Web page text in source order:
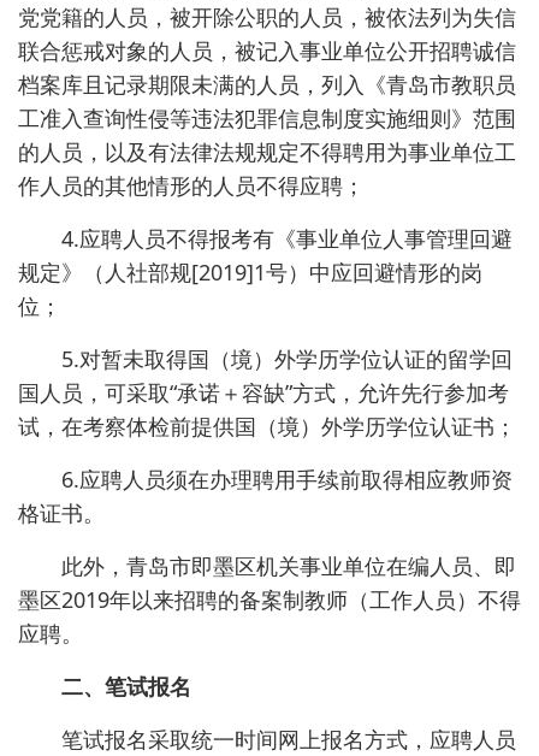
党党籍的人员，被开除公职的人员，被依法列为失信
联合惩戒对象的人员，被记入事业单位公开招聘诚信
档案库且记录期限未满的人员，列入《青岛市教职员
工准入查询性侵等违法犯罪信息制度实施细则》范围
的人员，以及有法律法规规定不得聘用为事业单位工
作人员的其他情形的人员不得应聘；
4.应聘人员不得报考有《事业单位人事管理回避
规定》（人社部规[2019]1号）中应回避情形的岗
位；
5.对暂未取得国（境）外学历学位认证的留学回
国人员，可采取“承诺＋容缺”方式，允许先行参加考
试，在考察体检前提供国（境）外学历学位认证书；
6.应聘人员须在办理聘用手续前取得相应教师资
格证书。
此外，青岛市即墨区机关事业单位在编人员、即
墨区2019年以来招聘的备案制教师（工作人员）不得
应聘。
二、笔试报名
笔试报名采取统一时间网上报名方式，应聘人员